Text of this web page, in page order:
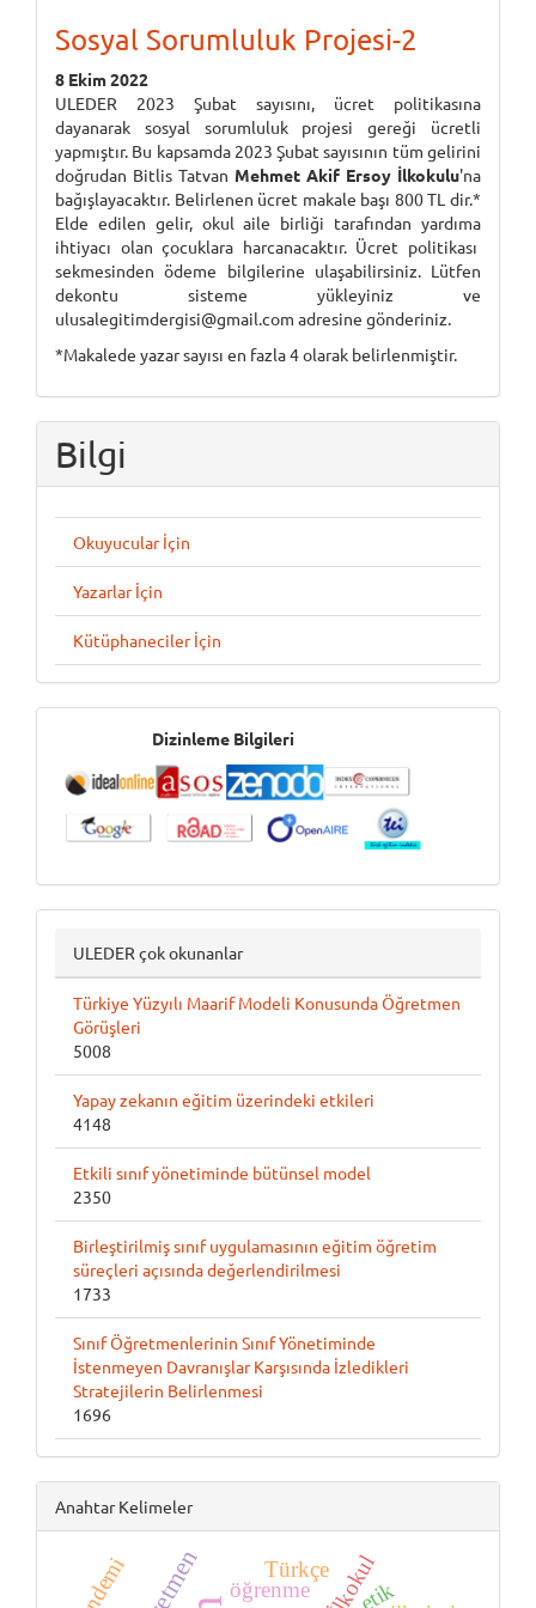
Sosyal Sorumluluk Projesi-2
8 Ekim 2022
ULEDER 2023 Şubat sayısını, ücret politikasına
dayanarak sosyal sorumluluk projesi gereği ücretli
yapmıştır. Bu kapsamda 2023 Şubat sayısının tüm gelirini
doğrudan Bitlis Tatvan Mehmet Akif Ersoy İlkokulu'na
bağışlayacaktır. Belirlenen ücret makale başı 800 TL dir.*
Elde edilen gelir, okul aile birliği tarafından yardıma
ihtiyacı olan çocuklara harcanacaktır. Ücret politikası
sekmesinden ödeme bilgilerine ulaşabilirsiniz. Lütfen
dekontu sisteme yükleyiniz ve
ulusalegitimdergisi@gmail.com adresine gönderiniz.
*Makalede yazar sayısı en fazla 4 olarak belirlenmiştir.
Bilgi
Okuyucular İçin
Yazarlar İçin
Kütüphaneciler İçin
İndeksler
Dizinleme Bilgileri
ULEDER çok okunanlar
Türkiye Yüzyılı Maarif Modeli Konusunda Öğretmen
Görüşleri
5008
Yapay zekanın eğitim üzerindeki etkileri
4148
Etkili sınıf yönetiminde bütünsel model
2350
Birleştirilmiş sınıf uygulamasının eğitim öğretim
süreçleri açısında değerlendirilmesi
1733
Sınıf Öğretmenlerinin Sınıf Yönetiminde
İstenmeyen Davranışlar Karşısında İzledikleri
Stratejilerin Belirlenmesi
1696
Anahtar Kelimeler
öğrenme İlkokuletik
Türkçe